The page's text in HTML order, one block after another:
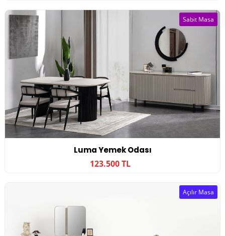
Luma Yemek Odası
123.500 TL
Sabit Masa
Açılır Masa